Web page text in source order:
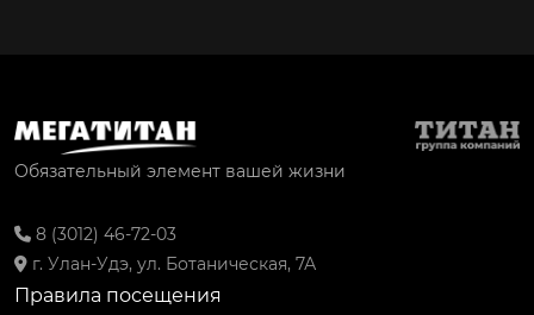
Обязательный элемент вашей жизни
8 (3012) 46-72-03
г. Улан-Удэ, ул. Ботаническая, 7А
Правила посещения